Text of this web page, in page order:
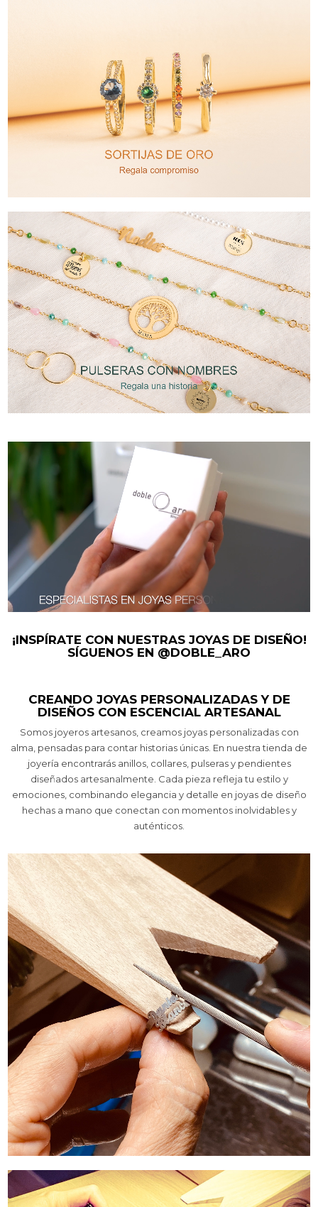
¡INSPÍRATE CON NUESTRAS JOYAS DE DISEÑO!
SÍGUENOS EN @DOBLE_ARO
CREANDO JOYAS PERSONALIZADAS Y DE
DISEÑOS CON ESCENCIAL ARTESANAL
Somos joyeros artesanos, creamos joyas personalizadas con
alma, pensadas para contar historias únicas. En nuestra tienda de
joyería encontrarás anillos, collares, pulseras y pendientes
diseñados artesanalmente. Cada pieza refleja tu estilo y
emociones, combinando elegancia y detalle en joyas de diseño
hechas a mano que conectan con momentos inolvidables y
auténticos.